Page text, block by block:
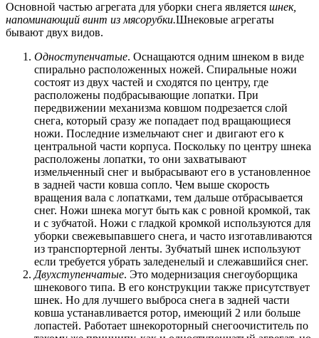
Основной частью агрегата для уборки снега является шнек,
напоминающий винт из мясорубки.Шнековые агрегаты
бывают двух видов.
Одноступенчатые. Оснащаются одним шнеком в виде
спирально расположенных ножей. Спиральные ножи
состоят из двух частей и сходятся по центру, где
расположены подбрасывающие лопатки. При
передвижении механизма ковшом подрезается слой
снега, который сразу же попадает под вращающиеся
ножи. Последние измельчают снег и двигают его к
центральной части корпуса. Поскольку по центру шнека
расположены лопатки, то они захватывают
измельченный снег и выбрасывают его в установленное
в задней части ковша сопло. Чем выше скорость
вращения вала с лопатками, тем дальше отбрасывается
снег. Ножи шнека могут быть как с ровной кромкой, так
и с зубчатой. Ножи с гладкой кромкой используются для
уборки свежевыпавшего снега, и часто изготавливаются
из транспортерной ленты. Зубчатый шнек используют
если требуется убрать заледенелый и слежавшийся снег.
Двухступенчатые. Это модернизация снегоуборщика
шнекового типа. В его конструкции также присутствует
шнек. Но для лучшего выброса снега в задней части
ковша устанавливается ротор, имеющий 2 или больше
лопастей. Работает шнекороторный снегоочиститель по